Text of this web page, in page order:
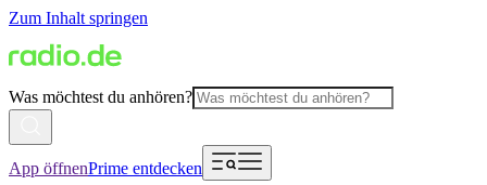
Zum Inhalt springen
Was möchtest du anhören?
App öffnenPrime entdecken